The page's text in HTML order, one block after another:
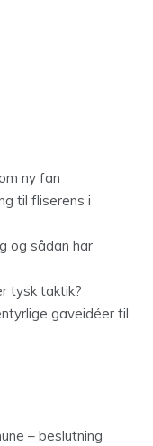
ny fan
til fliserens i
og sådan har
tysk taktik?
gaveidéer til
– beslutning